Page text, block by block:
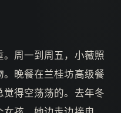
周一到周五，小薇照
晚餐在兰桂坊高级餐
得空荡荡的。去年冬